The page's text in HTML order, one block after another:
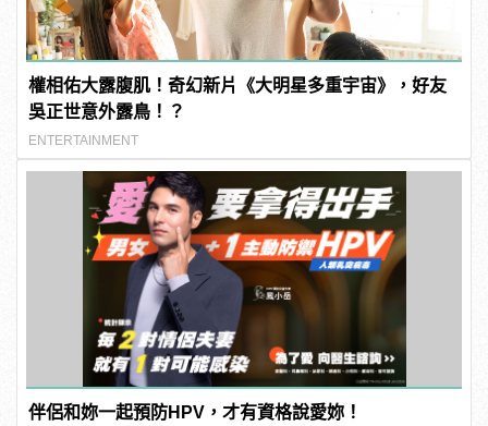
權相佑大露腹肌！奇幻新片《大明星多重宇宙》，好友
吳正世意外露鳥！？
ENTERTAINMENT
伴侶和妳一起預防HPV，才有資格說愛妳！